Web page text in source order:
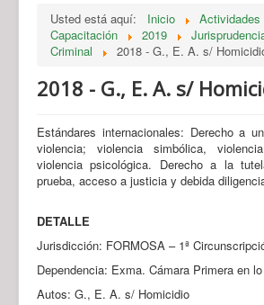
Legislación
Novedades
Recursos y Servicios de Atención
Usted está aquí: Inicio
Actividades
Capacitación
2019
Criminal
2018 - G., E. A. s/
2018 - G., E. A. s/
Estándares internacionales: Derecho a
violencia; violencia simbólica,
violencia psicológica. Derecho a la
prueba, acceso a justicia y debida
DETALLE
Jurisdicción: FORMOSA – 1ª
Dependencia: Exma. Cámara Primera en
Autos: G., E. A. s/ Homicidio